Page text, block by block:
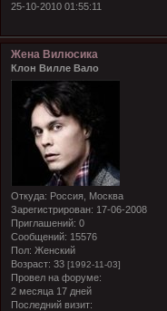
25-10-2010 01:55:11
Жена Вилюсика
Клон Вилле Вало
Откуда: Россия, Москва
Зарегистрирован: 17-06-2008
Приглашений: 0
Сообщений: 15576
Пол: Женский
Возраст: 33 [1992-11-03]
Провел на форуме:
2 месяца 17 дней
Последний визит: